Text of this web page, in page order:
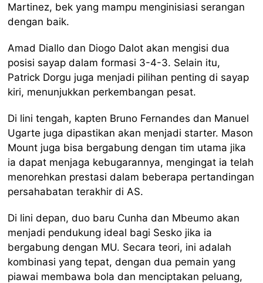
Martinez, bek yang mampu menginisiasi serangan
dengan baik.
Amad Diallo dan Diogo Dalot akan mengisi dua
posisi sayap dalam formasi 3-4-3. Selain itu,
Patrick Dorgu juga menjadi pilihan penting di sayap
kiri, menunjukkan perkembangan pesat.
Di lini tengah, kapten Bruno Fernandes dan Manuel
Ugarte juga dipastikan akan menjadi starter. Mason
Mount juga bisa bergabung dengan tim utama jika
ia dapat menjaga kebugarannya, mengingat ia telah
menorehkan prestasi dalam beberapa pertandingan
persahabatan terakhir di AS.
Di lini depan, duo baru Cunha dan Mbeumo akan
menjadi pendukung ideal bagi Sesko jika ia
bergabung dengan MU. Secara teori, ini adalah
kombinasi yang tepat, dengan dua pemain yang
piawai membawa bola dan menciptakan peluang,